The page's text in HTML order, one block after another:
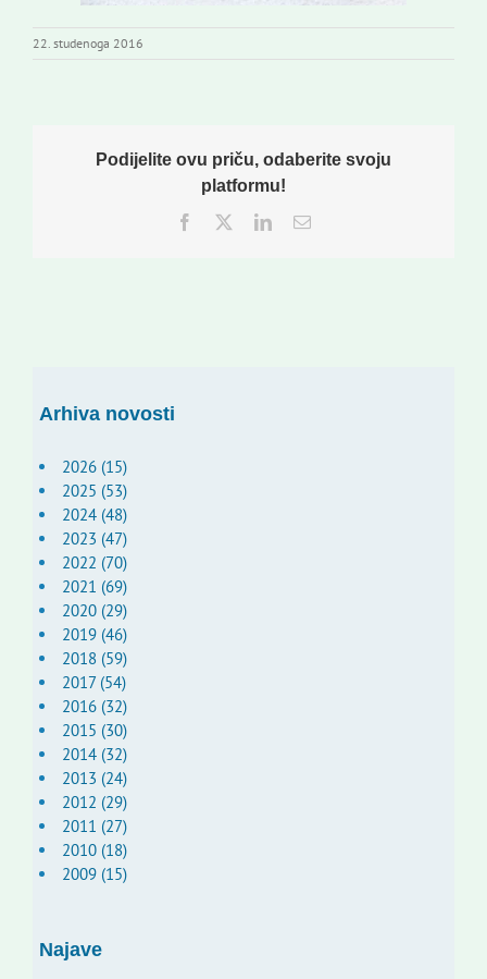
22. studenoga 2016
Podijelite ovu priču, odaberite svoju
platformu!
Facebook
TwitterLinkedInEmail:
Arhiva novosti
2026 (15)
2025 (53)
2024 (48)
2023 (47)
2022 (70)
2021 (69)
2020 (29)
2019 (46)
2018 (59)
2017 (54)
2016 (32)
2015 (30)
2014 (32)
2013 (24)
2012 (29)
2011 (27)
2010 (18)
2009 (15)
Najave